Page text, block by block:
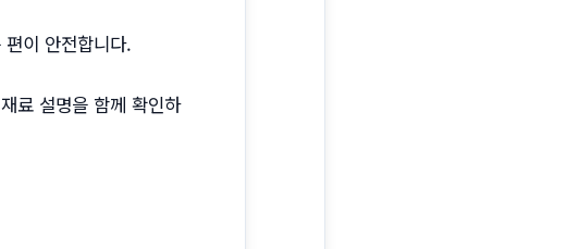
이 안전합니다.
료 설명을 함께 확인하